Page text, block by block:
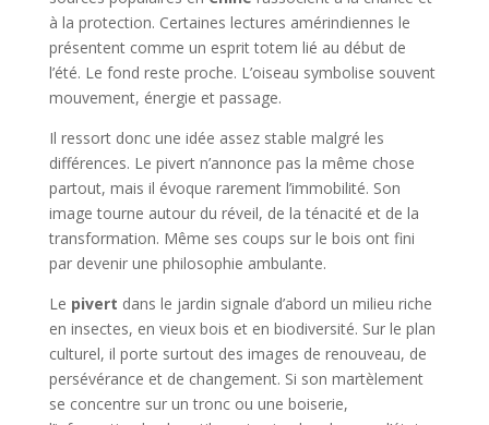
à la protection. Certaines lectures amérindiennes le
présentent comme un esprit totem lié au début de
l’été. Le fond reste proche. L’oiseau symbolise souvent
mouvement, énergie et passage.
Il ressort donc une idée assez stable malgré les
différences. Le pivert n’annonce pas la même chose
partout, mais il évoque rarement l’immobilité. Son
image tourne autour du réveil, de la ténacité et de la
transformation. Même ses coups sur le bois ont fini
par devenir une philosophie ambulante.
Le pivert dans le jardin signale d’abord un milieu riche
en insectes, en vieux bois et en biodiversité. Sur le plan
culturel, il porte surtout des images de renouveau, de
persévérance et de changement. Si son martèlement
se concentre sur un tronc ou une boiserie,